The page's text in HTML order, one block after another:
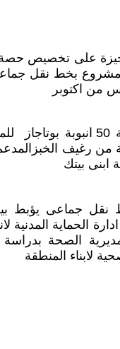
على تخصيص
بخط نقل
من اكتوبر
وقد قرر السيد المحافظ ربط حصة
رغيف
نقل جماعى يؤبط
الحماية
الصحة
لابناء المنطقة